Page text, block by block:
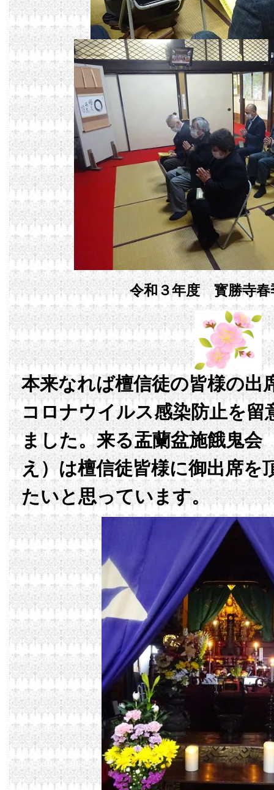
令和３年度 寳勝寺春
本来なれば檀信徒の皆様の出
コロナウイルス感染防止を留
ました。来る盂蘭盆施餓鬼会
え）は檀信徒皆様に御出席を
たいと思っています。